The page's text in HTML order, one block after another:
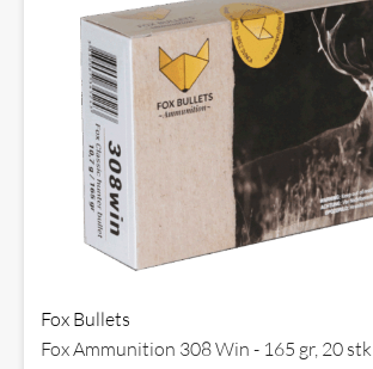
Fox Bullets
Fox Ammunition 308 Win - 165 gr, 20 stk